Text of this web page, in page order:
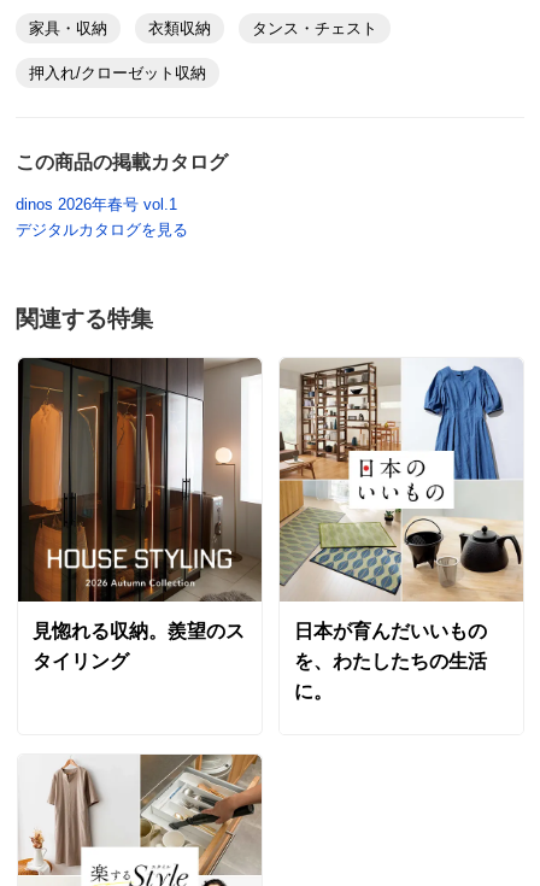
家具・収納 衣類収納 タンス・チェスト
押入れ/クローゼット収納
この商品の掲載カタログ
dinos 2026年春号 vol.1
デジタルカタログを見る
関連する特集
見惚れる収納。羨望のス
タイリング
日本が育んだいいもの
を、わたしたちの生活
に。